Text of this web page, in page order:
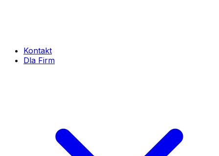
Kontakt
Dla Firm